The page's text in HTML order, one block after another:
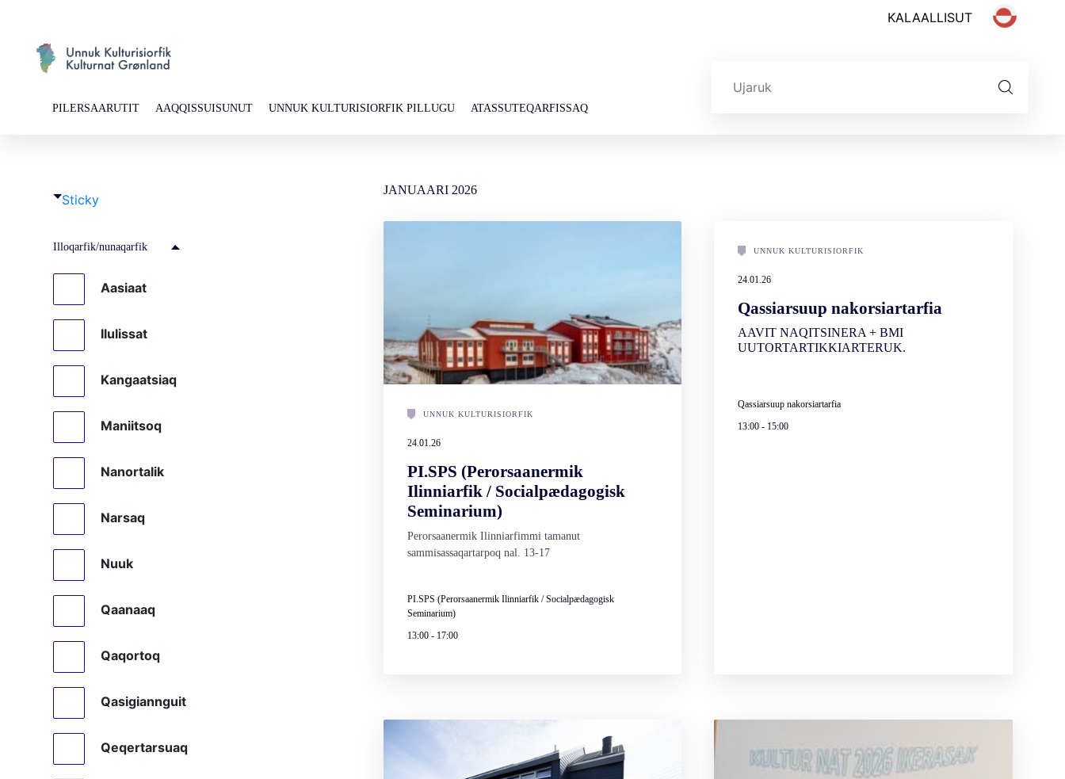
PILERSAARUTIT AAQQISSUISUNUT UNNUK KULTURISIORFIK PILLUGU ATASSUTEQARFISSAQ
Search form
Ujaasigit
Sticky
Illoqarfik/nunaqarfik
Aasiaat
Ilulissat
Kangaatsiaq
Maniitsoq
Nanortalik
Narsaq
Nuuk
Qaanaaq
Qaqortoq
Qasigiannguit
Qeqertarsuaq
JANUAARI 2026
UNNUK KULTURISIORFIK
24.01.26
PI.SPS (Perorsaanermik
Ilinniarfik / Socialpædagogisk
Seminarium)
Perorsaanermik Ilinniarfimmi tamanut
sammisassaqartarpoq nal. 13-17
PI.SPS (Perorsaanermik Ilinniarfik / Socialpædagogisk
Seminarium)
13:00- 17:00
UNNUK KULTURISIORFIK
24.01.26
Qassiarsuup nakorsiartarfia
AAVIT NAQITSINERA + BMI
UUTORTARTIKKIARTERUK.
Qassiarsuup nakorsiartarfia
13:00 - 15:00